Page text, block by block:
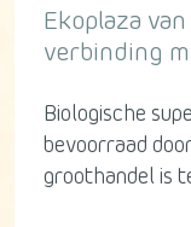
Ekoplaza
verbinding
Biologische
bevoorraad
groothandel is